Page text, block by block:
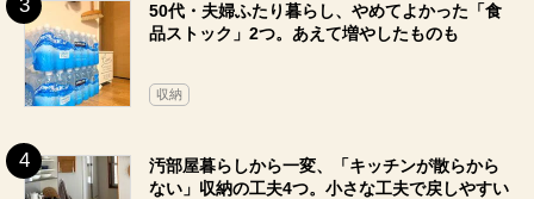
50代・夫婦ふたり暮らし、やめてよかった「食
品ストック」2つ。あえて増やしたものも
収納
汚部屋暮らしから一変、「キッチンが散らから
ない」収納の工夫4つ。小さな工夫で戻しやすい